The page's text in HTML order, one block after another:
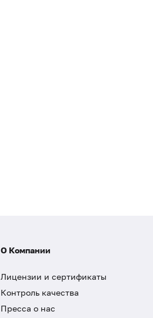
О Компании
Лицензии и сертификаты
Контроль качества
Пресса о нас